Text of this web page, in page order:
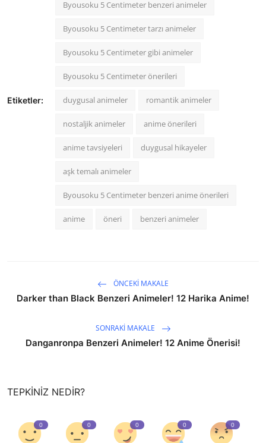
Etiketler:
Byousoku 5 Centimeter benzeri animeler
Byousoku 5 Centimeter tarzı animeler
Byousoku 5 Centimeter gibi animeler
Byousoku 5 Centimeter önerileri
duygusal animeler romantik animeler
nostaljik animeler anime önerileri
anime tavsiyeleri duygusal hikayeler
aşk temalı animeler
Byousoku 5 Centimeter benzeri anime önerileri
anime öneri benzeri animeler
ÖNCEKI MAKALE
Darker than Black Benzeri Animeler! 12 Harika Anime!
SONRAKI MAKALE
Danganronpa Benzeri Animeler! 12 Anime Önerisi!
TEPKINIZ NEDIR?
0 0 0 0 0